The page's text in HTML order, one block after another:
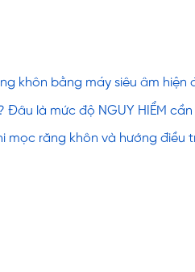
khôn bằng máy siêu âm hiện
Đâu là mức độ NGUY HIỂM cần
mọc răng khôn và hướng điều